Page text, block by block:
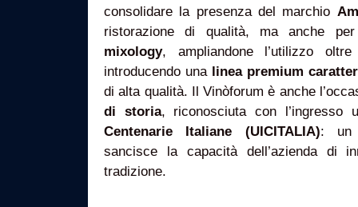
consolidare la presenza del marchio
ristorazione di qualità, ma anche
mixology, ampliandone l’utilizzo
introducendo una linea premium
di alta qualità. Il Vinòforum è anche
di storia, riconosciuta con l’ingresso
Centenarie Italiane (UICITALIA): un
sancisce la capacità dell’azienda di
tradizione.